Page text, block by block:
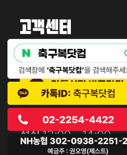
고객센터
02-2254-4422
평일 10:00 ~ 17:00
점심13:00 ~ 14:00
휴무일 토, 일 / 공휴일